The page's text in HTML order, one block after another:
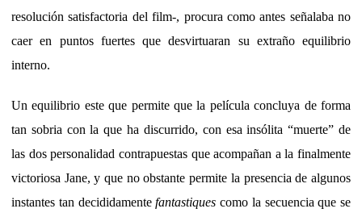
resolución satisfactoria del film-, procura como antes señalaba no
caer en puntos fuertes que desvirtuaran su extraño equilibrio
interno.
Un equilibrio este que permite que la película concluya de forma
tan sobria con la que ha discurrido, con esa insólita “muerte” de
las dos personalidad contrapuestas que acompañan a la finalmente
victoriosa Jane, y que no obstante permite la presencia de algunos
instantes tan decididamentefantastiques como la secuencia que se